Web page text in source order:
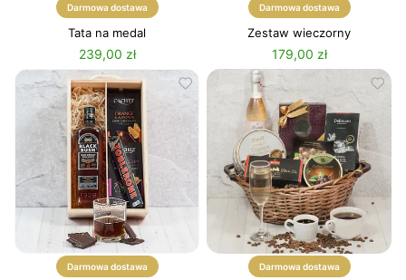
Darmowa dostawa
Tata na medal
239,00 zł
Darmowa dostawa
Zestaw wieczorny
179,00 zł
Darmowa dostawa Darmowa dostawa